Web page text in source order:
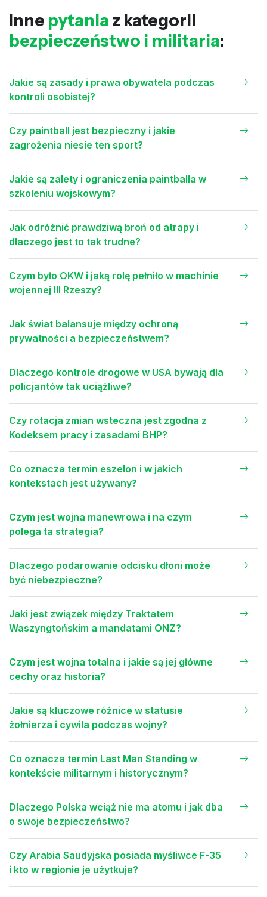
Inne pytania z kategorii
bezpieczeństwo i militaria:
Jakie są zasady i prawa obywatela podczas
kontroli osobistej?
Czy paintball jest bezpieczny i jakie
zagrożenia niesie ten sport?
Jakie są zalety i ograniczenia paintballa w
szkoleniu wojskowym?
Jak odróżnić prawdziwą broń od atrapy i
dlaczego jest to tak trudne?
Czym było OKW i jaką rolę pełniło w machinie
wojennej III Rzeszy?
Jak świat balansuje między ochroną
prywatności a bezpieczeństwem?
Dlaczego kontrole drogowe w USA bywają dla
policjantów tak uciążliwe?
Czy rotacja zmian wsteczna jest zgodna z
Kodeksem pracy i zasadami BHP?
Co oznacza termin eszelon i w jakich
kontekstach jest używany?
Czym jest wojna manewrowa i na czym
polega ta strategia?
Dlaczego podarowanie odcisku dłoni może
być niebezpieczne?
Jaki jest związek między Traktatem
Waszyngtońskim a mandatami ONZ?
Czym jest wojna totalna i jakie są jej główne
cechy oraz historia?
Jakie są kluczowe różnice w statusie
żołnierza i cywila podczas wojny?
Co oznacza termin Last Man Standing w
kontekście militarnym i historycznym?
Dlaczego Polska wciąż nie ma atomu i jak dba
o swoje bezpieczeństwo?
Czy Arabia Saudyjska posiada myśliwce F-35
i kto w regionie je użytkuje?